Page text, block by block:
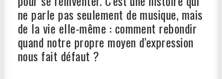
ne parle pas seulement de musique, mais
de la vie elle-même : comment rebondir
quand notre propre moyen d’expression
nous fait défaut ?